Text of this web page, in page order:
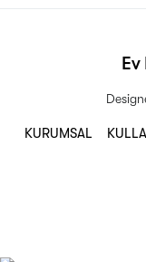
KURUMSAL